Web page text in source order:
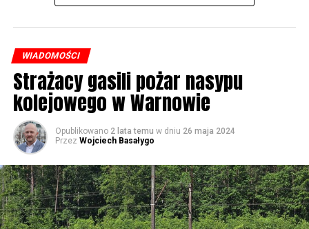
WIADOMOŚCI
Strażacy gasili pożar nasypu
kolejowego w Warnowie
Opublikowano 2 lata temu w dniu 26 maja 2024
Przez Wojciech Basałygo